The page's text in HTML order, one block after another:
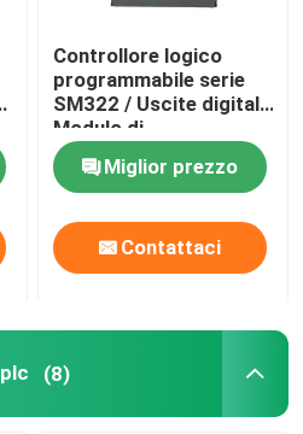
ferma-cavo a chiave
Controllore logico
programmabile serie
SM322 / Uscite digitali
Modulo di
alimentazione PLC
Miglior prezzo
Contattaci
(8)